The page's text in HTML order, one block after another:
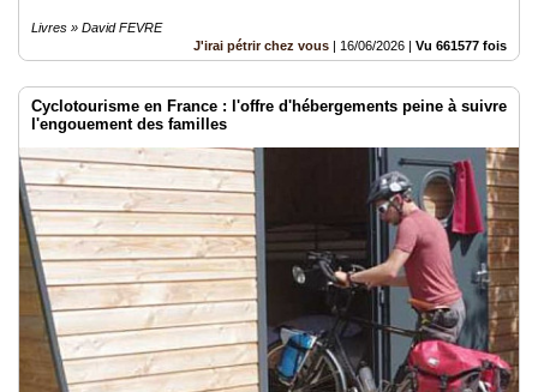
Livres » David FEVRE
J'irai pétrir chez vous | 16/06/2026 | Vu 661577 fois
Cyclotourisme en France : l'offre d'hébergements peine à suivre
l'engouement des familles